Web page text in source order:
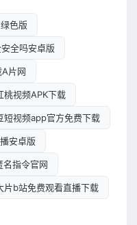
色版
全吗安卓版
片网
桃视频APK下载
短视频app官方免费下载
安卓版
名指令官网
片b站免费观看直播下载